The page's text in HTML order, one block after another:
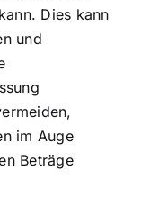
Dies kann
und
im Auge
Beträge